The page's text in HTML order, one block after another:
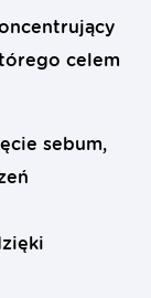
celem
sebum,